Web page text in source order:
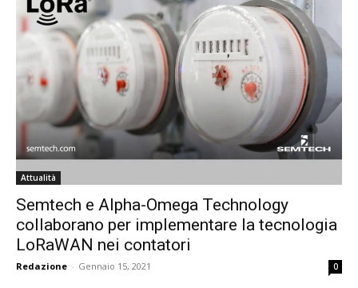
Attualità
Semtech e Alpha-Omega Technology
collaborano per implementare la tecnologia
LoRaWAN nei contatori
Redazione - Gennaio 15, 2021 0